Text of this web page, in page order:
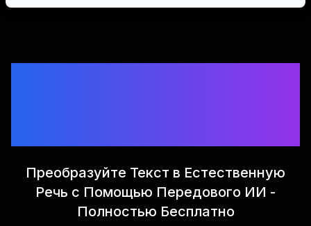
Преобразуйте Текст в Естественную
Речь с Помощью Передового ИИ -
Полностью Бесплатно